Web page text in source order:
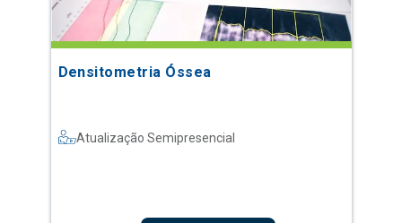
Densitometria Óssea
Atualização Semipresencial